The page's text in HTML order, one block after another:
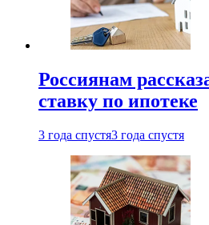
Россиянам
ставку по ипотеке
3 года спустя3 года спустя